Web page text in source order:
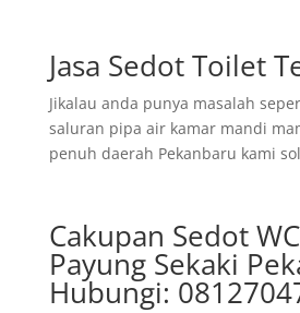
Jasa Sedot Toilet
Jikalau anda punya masalah
saluran pipa air kamar mandi
penuh daerah Pekanbaru kami
Cakupan Sedot
Payung Sekaki
Hubungi: